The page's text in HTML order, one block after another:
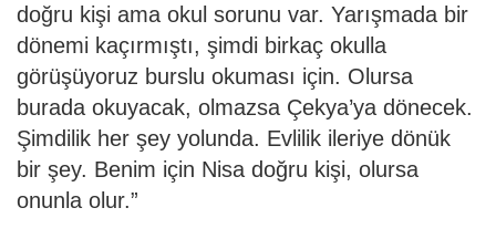
doğru kişi ama okul sorunu var. Yarışmada bir
dönemi kaçırmıştı, şimdi birkaç okulla
görüşüyoruz burslu okuması için. Olursa
burada okuyacak, olmazsa Çekya’ya dönecek.
Şimdilik her şey yolunda. Evlilik ileriye dönük
bir şey. Benim için Nisa doğru kişi, olursa
onunla olur.”